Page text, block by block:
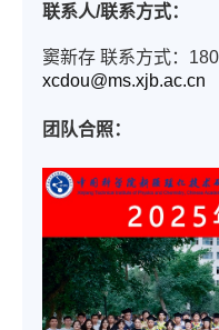
联系人/联系方式：
窦新存 联系方式：
xcdou@ms.xjb.ac.cn
团队合照：